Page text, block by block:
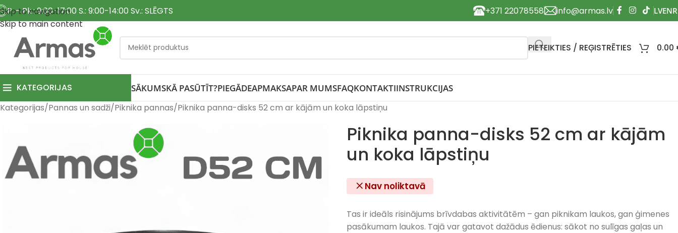
Skip to navigation
Skip to main content
P. - Pk.: 9:00-17:00 S.: 9:00-14:00 Sv.: SLĒGTS +371 22078558 info@armas.lv
PIETEIKTIES / REĢISTRĒTIES 0.00
KATEGORIJAS SĀKUMSKĀ PASŪTĪT?PIEGĀDEAPMAKSAPAR MUMSFAQKONTAKTIINSTRUKCIJAS
Kategorijas Pannas un sadži Piknika pannas Piknika panna-disks 52 cm ar kājām un koka lāpstiņu
Piknika panna-disks 52 cm ar kājām
un koka lāpstiņu
Nav noliktavā
Tas ir ideāls risinājums brīvdabas aktivitātēm – gan piknikam laukos, gan ģimenes
pasākumam laukos. Tajā var gatavot dažādus ēdienus: sākot no sulīgas gaļas un